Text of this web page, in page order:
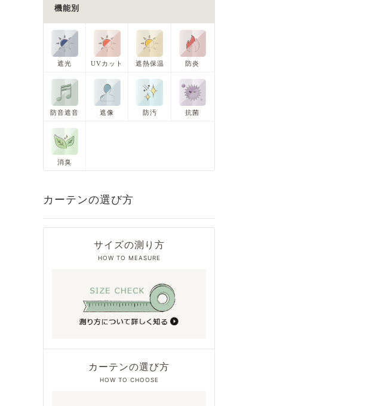
機能別
遮光 UVカット 遮熱保温 防炎
防音遮音 遮像 防汚 抗菌
消臭
カーテンの選び方
サイズの測り方
HOW TO MEASURE
カーテンの選び方
HOW TO CHOOSE